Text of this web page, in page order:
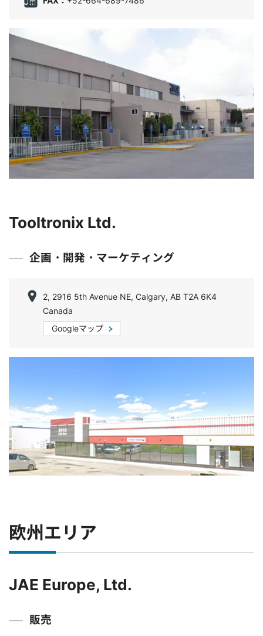
Tooltronix Ltd.
企画・開発・マーケティング
2, 2916 5th Avenue NE, Calgary, AB T2A 6K4
Canada
Googleマップ
欧州エリア
JAE Europe, Ltd.
販売